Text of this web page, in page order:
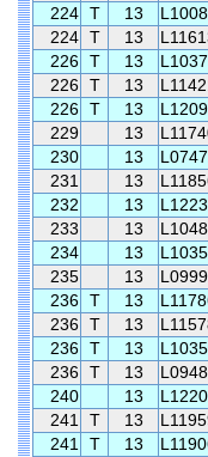
224 T 13
224 T 13
226 T 13
226 T 13
226 T 13
229
13
230
13
231
13
232
13
233
13
234
13
235
13
236 T 13
236 T 13
236 T 13
236 T 13
240
13
241
T 13
241
T 13